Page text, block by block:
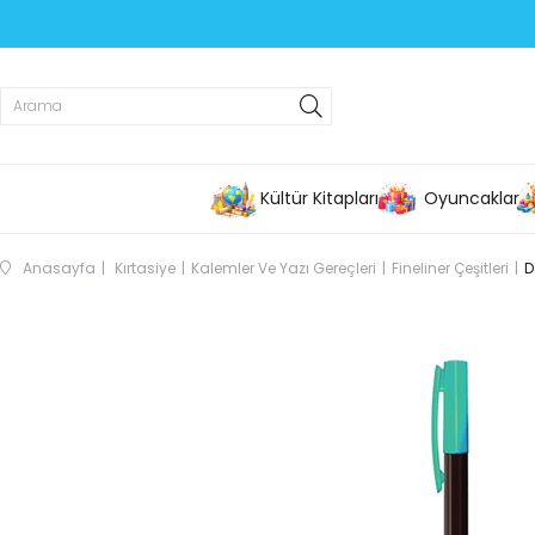
Kültür Kitapları Oyuncaklar
Anasayfa Kırtasiye Kalemler Ve Yazı Gereçleri Fineliner Çeşitleri